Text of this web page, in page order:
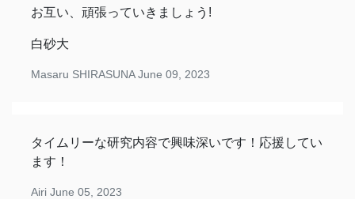
お互い、頑張っていきましょう!
白砂大
Masaru SHIRASUNAJune 09, 2023
タイムリーな研究内容で興味深いです！応援してい
ます！
Airi June 05, 2023